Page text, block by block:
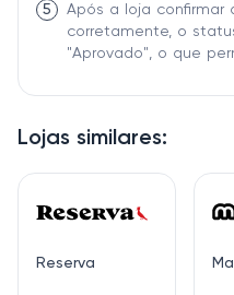
Lojas similares:
Reserva
5
Após a loja
corretamente, o
"Aprovado", o que